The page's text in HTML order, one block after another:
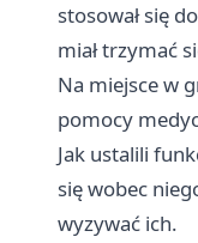
stosował się
miał trzymać
Na miejsce w
pomocy
Jak ustalili
się wobec
wyzywać ich.